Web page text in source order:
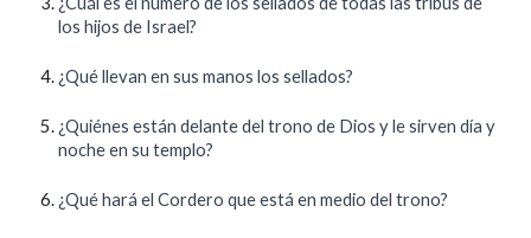
los hijos de Israel?
¿Qué llevan en sus manos los sellados?
¿Quiénes están delante del trono de Dios y le sirven día y
noche en su templo?
¿Qué hará el Cordero que está en medio del trono?